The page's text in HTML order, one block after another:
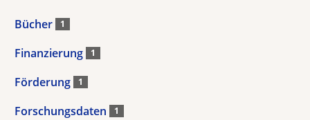
Bücher 1
Finanzierung 1
Förderung 1
Forschungsdaten 1